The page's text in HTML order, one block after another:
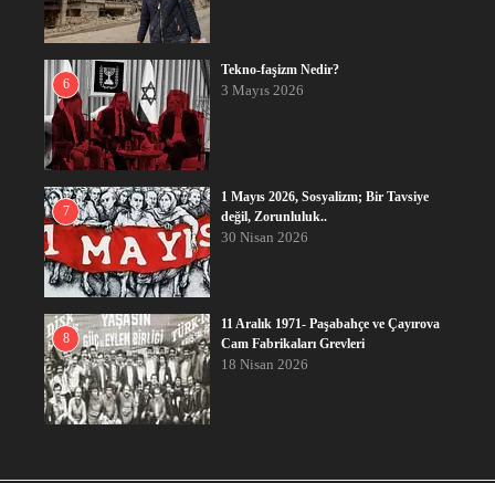
6
Tekno-faşizm Nedir?
3 Mayıs 2026
7
1 Mayıs 2026, Sosyalizm; Bir Tavsiye
değil, Zorunluluk..
30 Nisan 2026
8
11 Aralık 1971- Paşabahçe ve Çayırova
Cam Fabrikaları Grevleri
18 Nisan 2026